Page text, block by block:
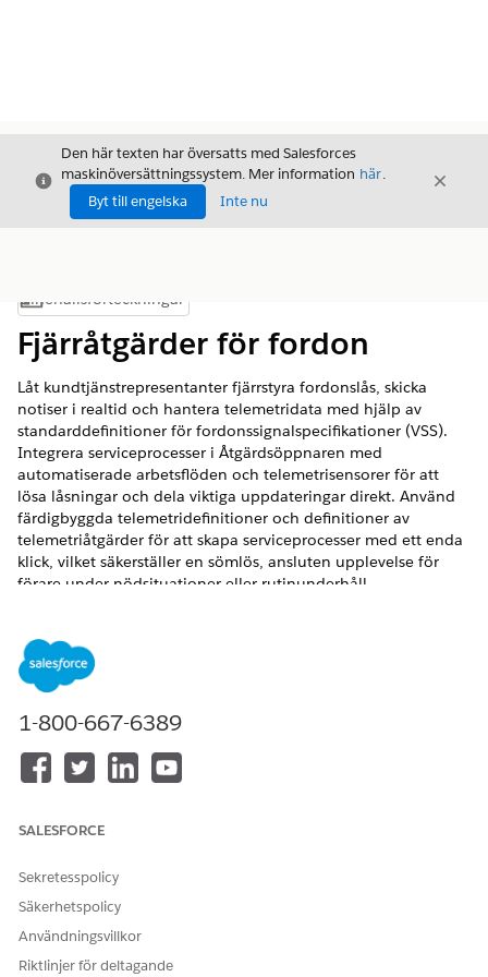
Stäng
Den här texten har översatts med Salesforces
maskinöversättningssystem. Mer information här.
Byt till engelska
Inte nu
Stäng
Visa innehållsförteckning
Innehållsförteckningar
Fjärråtgärder för fordon
Låt kundtjänstrepresentanter fjärrstyra fordonslås, skicka
notiser i realtid och hantera telemetridata med hjälp av
standarddefinitioner för fordonssignalspecifikationer (VSS).
Integrera serviceprocesser i Åtgärdsöppnaren med
automatiserade arbetsflöden och telemetrisensorer för att
lösa låsningar och dela viktiga uppdateringar direkt. Använd
färdigbyggda telemetridefinitioner och definitioner av
telemetriåtgärder för att skapa serviceprocesser med ett enda
klick, vilket säkerställer en sömlös, ansluten upplevelse för
förare under nödsituationer eller rutinunderhåll.
Tillgängliga i:
Lås och lås upp fjärrdörr för fordon
Hjälp kundtjänstrepresentanter låsa och låsa upp
fordonsdörrar på distans i realtid. Konfigurera en
serviceprocess för åtgärden Lås och lås upp fjärrdörr och
Arbeta med ditt integreringsteam för att få den senaste
begäran om att ändra fordonsdörrens status på distans
under en nödsituation. Kundtjänstrepresentanter kan
hjälpa förare när de låses ute från sina fordon, när
dörrarna krånglar eller när de råkar ut för en olycka.
1-800-667-6389
SALESFORCE
Sekretesspolicy
Säkerhetspolicy
Användningsvillkor
Riktlinjer för deltagande